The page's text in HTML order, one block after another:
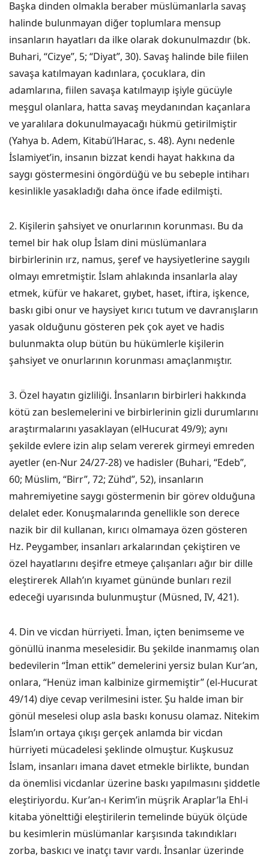
Başka dinden olmakla beraber müslümanlarla savaş
halinde bulunmayan diğer toplumlara mensup
insanların hayatları da ilke olarak dokunulmazdır (bk.
Buhari, “Cizye”, 5; “Diyat”, 30). Savaş halinde bile fiilen
savaşa katılmayan kadınlara, çocuklara, din
adamlarına, fiilen savaşa katılmayıp işiyle gücüyle
meşgul olanlara, hatta savaş meydanından kaçanlara
ve yaralılara dokunulmayacağı hükmü getirilmiştir
(Yahya b. Adem, Kitabü’lHarac, s. 48). Aynı nedenle
İslamiyet’in, insanın bizzat kendi hayat hakkına da
saygı göstermesini öngördüğü ve bu sebeple intiharı
kesinlikle yasakladığı daha önce ifade edilmişti.
2. Kişilerin şahsiyet ve onurlarının korunması. Bu da
temel bir hak olup İslam dini müslümanlara
birbirlerinin ırz, namus, şeref ve haysiyetlerine saygılı
olmayı emretmiştir. İslam ahlakında insanlarla alay
etmek, küfür ve hakaret, gıybet, haset, iftira, işkence,
baskı gibi onur ve haysiyet kırıcı tutum ve davranışların
yasak olduğunu gösteren pek çok ayet ve hadis
bulunmakta olup bütün bu hükümlerle kişilerin
şahsiyet ve onurlarının korunması amaçlanmıştır.
3. Özel hayatın gizliliği. İnsanların birbirleri hakkında
kötü zan beslemelerini ve birbirlerinin gizli durumlarını
araştırmalarını yasaklayan (elHucurat 49/9); aynı
şekilde evlere izin alıp selam vererek girmeyi emreden
ayetler (en-Nur 24/27-28) ve hadisler (Buhari, “Edeb”,
60; Müslim, “Birr”, 72; Zühd”, 52), insanların
mahremiyetine saygı göstermenin bir görev olduğuna
delalet eder. Konuşmalarında genellikle son derece
nazik bir dil kullanan, kırıcı olmamaya özen gösteren
Hz. Peygamber, insanları arkalarından çekiştiren ve
özel hayatlarını deşifre etmeye çalışanları ağır bir dille
eleştirerek Allah’ın kıyamet gününde bunları rezil
edeceği uyarısında bulunmuştur (Müsned, IV, 421).
4. Din ve vicdan hürriyeti. İman, içten benimseme ve
gönüllü inanma meselesidir. Bu şekilde inanmamış olan
bedevilerin “İman ettik” demelerini yersiz bulan Kur’an,
onlara, “Henüz iman kalbinize girmemiştir” (el-Hucurat
49/14) diye cevap verilmesini ister. Şu halde iman bir
gönül meselesi olup asla baskı konusu olamaz. Nitekim
İslam’ın ortaya çıkışı gerçek anlamda bir vicdan
hürriyeti mücadelesi şeklinde olmuştur. Kuşkusuz
İslam, insanları imana davet etmekle birlikte, bundan
da önemlisi vicdanlar üzerine baskı yapılmasını şiddetle
eleştiriyordu. Kur’an-ı Kerim’in müşrik Araplar’la Ehl-i
kitaba yönelttiği eleştirilerin temelinde büyük ölçüde
bu kesimlerin müslümanlar karşısında takındıkları
zorba, baskıcı ve inatçı tavır vardı. İnsanlar üzerinde